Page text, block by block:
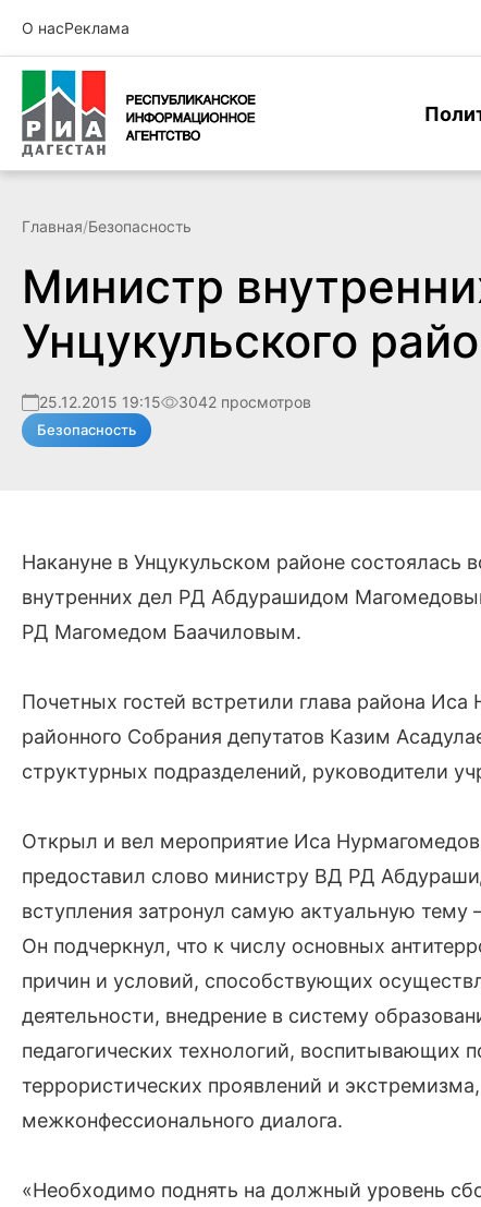
О насРеклама
Главная/Безопасность
Министр
Унцукульского
25.12.2015 19:15 3042 просмотров
Безопасность
Накануне в Унцукульском районе состоялась
внутренних дел РД Абдурашидом
РД Магомедом Баачиловым.
Почетных гостей встретили глава района
районного Собрания депутатов Казим
структурных подразделений, руководители
Открыл и вел мероприятие Иса
предоставил слово министру ВД РД
вступления затронул самую актуальную
Он подчеркнул, что к числу основных
причин и условий, способствующих
деятельности, внедрение в систему
педагогических технологий, воспитывающих
террористических проявлений и
межконфессионального диалога.
«Необходимо поднять на должный уровень